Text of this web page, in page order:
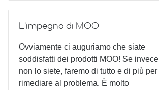
L'impegno di MOO
Ovviamente ci auguriamo che siate
soddisfatti dei prodotti MOO! Se invece
non lo siete, faremo di tutto e di più per
rimediare al problema. È molto